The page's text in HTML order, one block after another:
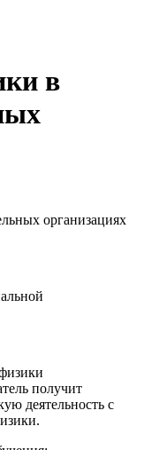
в
организациях
получит
деятельность с